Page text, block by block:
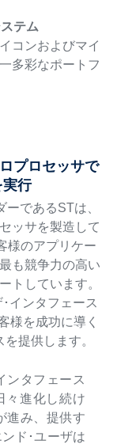
テム
コンおよびマイ
多彩なポートフ
プロセッサで
実行
であるSTは、
ッサを製造して
様のアプリケー
も競争力の高い
トしています。
インタフェース
様を成功に導く
提供します。
ンタフェース
々進化し続け
進み、提供す
ド･ユーザは